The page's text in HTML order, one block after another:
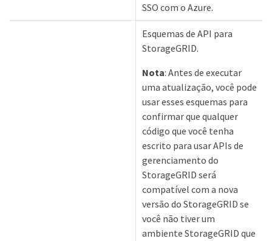
SSO com o Azure.
Esquemas de API para
StorageGRID.
Nota: Antes de executar
uma atualização, você pode
usar esses esquemas para
confirmar que qualquer
código que você tenha
escrito para usar APIs de
gerenciamento do
StorageGRID será
compatível com a nova
versão do StorageGRID se
você não tiver um
ambiente StorageGRID que